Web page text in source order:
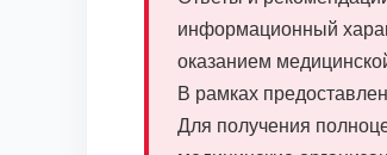
информационный
оказанием
В рамках
Для получения